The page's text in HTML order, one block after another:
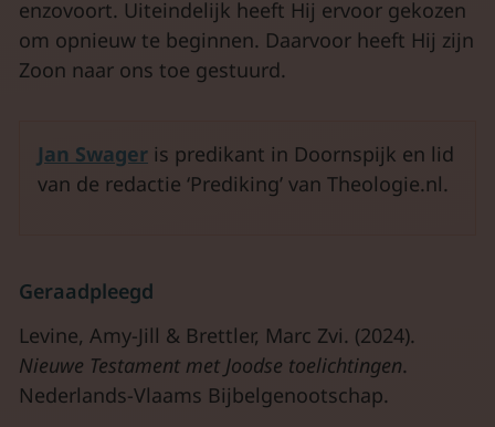
enzovoort. Uiteindelijk heeft Hij ervoor gekozen
om opnieuw te beginnen. Daarvoor heeft Hij zijn
Zoon naar ons toe gestuurd.
Jan Swager is predikant in Doornspijk en lid
van de redactie ‘Prediking’ van Theologie.nl.
Geraadpleegd
Levine, Amy-Jill & Brettler, Marc Zvi. (2024).
Nieuwe Testament met Joodse toelichtingen.
Nederlands-Vlaams Bijbelgenootschap.